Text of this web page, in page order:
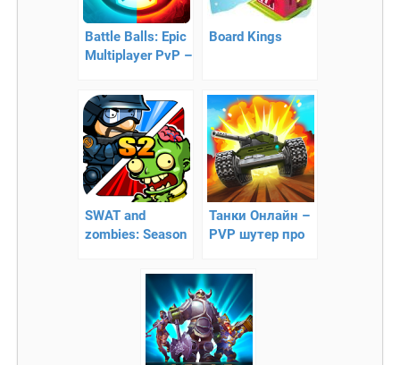
Battle Balls: Epic
Multiplayer PvP –
соперников
Board Kings
SWAT and
zombies: Season
борьба с зомби
Танки Онлайн –
PVP шутер про